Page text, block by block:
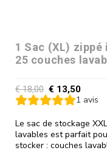
1 Sac (XL)
25 couches
€18,00 € 13,50
1 avis
Le sac de stockage
lavables est parfait
stocker : couches